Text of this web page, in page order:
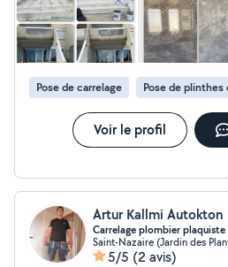
Pose de carrelage Pose de plinthes
Voir le profil
Artur Kallmi Autokton
Carrelage plombier plaquiste
Saint-Nazaire (Jardin des
5/5 (2 avis)